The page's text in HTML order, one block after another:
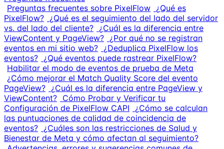
Preguntas frecuentes sobre PixelFlow ¿Qué es
PixelFlow? ¿Qué es el seguimiento del lado del servidor
vs. del lado del cliente? ¿Cuál es la diferencia entre
ViewContent y PageView? ¿Por qué no se registran
eventos en mi sitio web? ¿Deduplica PixelFlow los
eventos? ¿Qué eventos puede rastrear PixelFlow?
Habilitar el modo de eventos de prueba de Meta
¿Cómo mejorar el Match Quality Score del evento
PageView? ¿Cuál es la diferencia entre PageView y
ViewContent? Cómo Probar y Verificar tu
Configuración de PixelFlow CAPI
¿Cómo se calculan
las puntuaciones de calidad de coincidencia de
eventos? ¿Cuáles son las restricciones de Salud y
Bienestar de Meta y cómo afectan al seguimiento?